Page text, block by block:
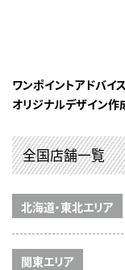
ワンポイントアドバイス
オリジナルデザイン作
全国店舗一覧
北海道・東北エリア
関東エリア